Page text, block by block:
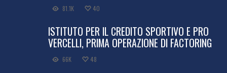
81.1K 40
ISTITUTO PER IL CREDITO SPORTIVO E PRO
VERCELLI, PRIMA OPERAZIONE DI FACTORING
66K 48